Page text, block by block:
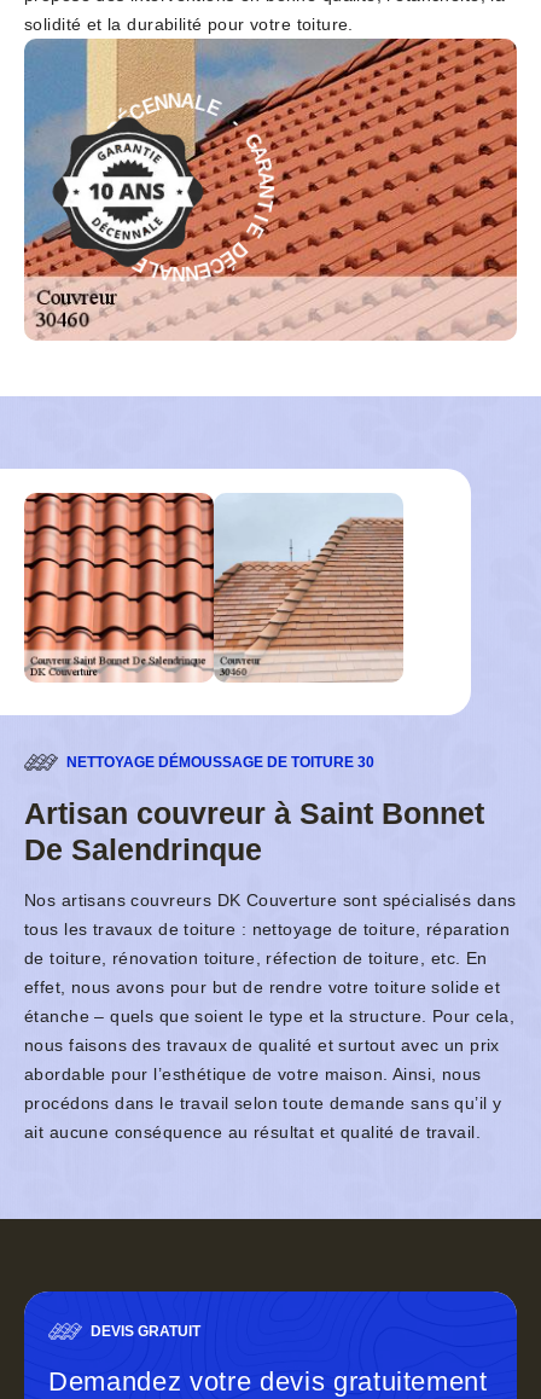
solidité et la durabilité pour votre toiture.
G
A
R
A
N
T
I
E
D
É
C
E
NNALE - GAR
A
N
T
I
E
D
É
C
E
N
N
A
L
E
-
NETTOYAGE DÉMOUSSAGE DE TOITURE 30
Artisan couvreur à Saint Bonnet
De Salendrinque
Nos artisans couvreurs DK Couverture sont spécialisés dans
tous les travaux de toiture : nettoyage de toiture, réparation
de toiture, rénovation toiture, réfection de toiture, etc. En
effet, nous avons pour but de rendre votre toiture solide et
étanche – quels que soient le type et la structure. Pour cela,
nous faisons des travaux de qualité et surtout avec un prix
abordable pour l’esthétique de votre maison. Ainsi, nous
procédons dans le travail selon toute demande sans qu’il y
ait aucune conséquence au résultat et qualité de travail.
DEVIS GRATUIT
Demandez votre devis gratuitement